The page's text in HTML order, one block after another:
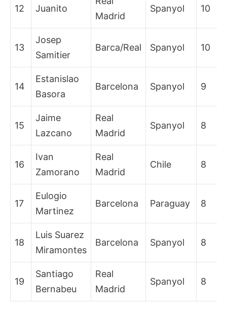
12 Juanito
Madrid
Spanyol 10
13
Josep
Samitier
Barca/Real Spanyol 10
14
Estanislao
Basora
Barcelona Spanyol 9
15
Jaime
Lazcano
Real
Madrid
Spanyol 8
16
Ivan
Zamorano
Real
Madrid
Chile 8
17
Eulogio
Martinez
Barcelona Paraguay 8
18
Luis Suarez
Miramontes
Barcelona Spanyol 8
19
Santiago
Bernabeu
Real
Madrid
Spanyol 8